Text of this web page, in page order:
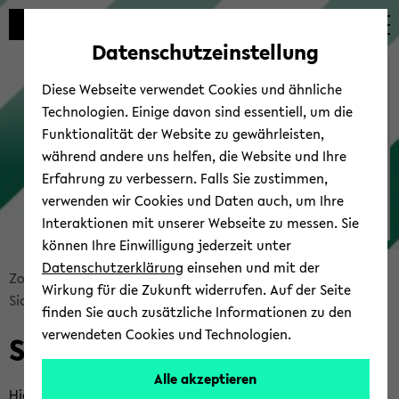
Automatische
vermeiden
zum
wechseln
zum
wechseln
zum
wechseln
Bread­
crumb
sprin­
gen
und
Zoom Über­blick & FAQ
Mo­de­rie­ren
Si­cher­heit im Mee­ting
Zu­rück zum Campus-​Support
Zoom
Si­cher­heit im Mee­ting
Hier be­schrei­ben wir die wich­tigs­ten Werk­zeu­ge und wei­te­re
Datenschutzeinstellung
Diese Webseite verwendet Cookies und ähnliche
Technologien. Einige davon sind essentiell, um die
Funktionalität der Website zu gewährleisten,
während andere uns helfen, die Website und Ihre
Erfahrung zu verbessern. Falls Sie zustimmen,
verwenden wir Cookies und Daten auch, um Ihre
Interaktionen mit unserer Webseite zu messen. Sie
können Ihre Einwilligung jederzeit unter
Datenschutzerklärung einsehen und mit der
Wirkung für die Zukunft widerrufen. Auf der Seite
finden Sie auch zusätzliche Informationen zu den
verwendeten Cookies und Technologien.
Alle akzeptieren